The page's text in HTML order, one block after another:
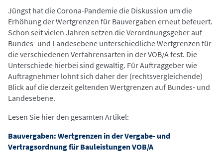
Jüngst hat die Corona-Pandemie die Diskussion um die
Erhöhung der Wertgrenzen für Bauvergaben erneut befeuert.
Schon seit vielen Jahren setzen die Verordnungsgeber auf
Bundes- und Landesebene unterschiedliche Wertgrenzen für
die verschiedenen Verfahrensarten in der VOB/A fest. Die
Unterschiede hierbei sind gewaltig. Für Auftraggeber wie
Auftragnehmer lohnt sich daher der (rechtsvergleichende)
Blick auf die derzeit geltenden Wertgrenzen auf Bundes- und
Landesebene.
Lesen Sie hier den gesamten Artikel:
Bauvergaben: Wertgrenzen in der Vergabe- und
Vertragsordnung für Bauleistungen VOB/A